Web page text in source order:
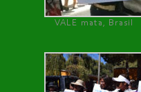
VALE mata, Brasil